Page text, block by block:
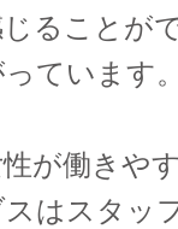
じることが
っています
性が働きや
スはスタッ